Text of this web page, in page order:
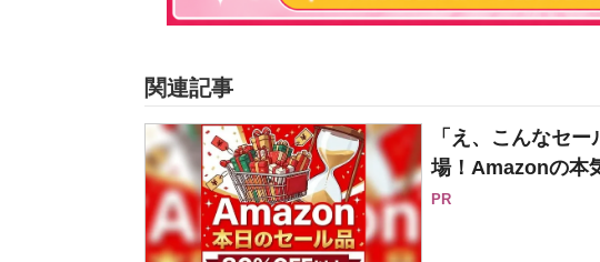
関連記事
「え、こんなセ
場！Amazonの本
PR